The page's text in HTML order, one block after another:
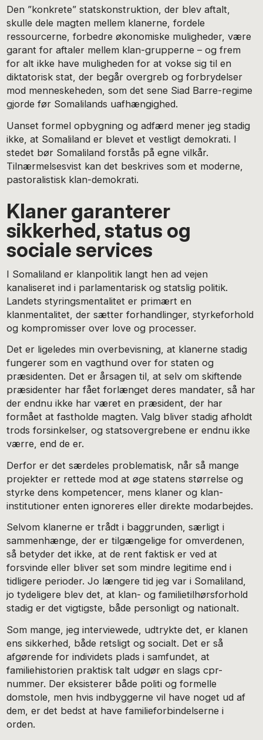
Den ”konkrete” statskonstruktion, der blev aftalt,
skulle dele magten mellem klanerne, fordele
ressourcerne, forbedre økonomiske muligheder, være
garant for aftaler mellem klan-grupperne – og frem
for alt ikke have muligheden for at vokse sig til en
diktatorisk stat, der begår overgreb og forbrydelser
mod menneskeheden, som det sene Siad Barre-regime
gjorde før Somalilands uafhængighed.
Uanset formel opbygning og adfærd mener jeg stadig
ikke, at Somaliland er blevet et vestligt demokrati. I
stedet bør Somaliland forstås på egne vilkår.
Tilnærmelsesvist kan det beskrives som et moderne,
pastoralistisk klan-demokrati.
Klaner garanterer
sikkerhed, status og
sociale services
I Somaliland er klanpolitik langt hen ad vejen
kanaliseret ind i parlamentarisk og statslig politik.
Landets styringsmentalitet er primært en
klanmentalitet, der sætter forhandlinger, styrkeforhold
og kompromisser over love og processer.
Det er ligeledes min overbevisning, at klanerne stadig
fungerer som en vagthund over for staten og
præsidenten. Det er årsagen til, at selv om skiftende
præsidenter har fået forlænget deres mandater, så har
der endnu ikke har været en præsident, der har
formået at fastholde magten. Valg bliver stadig afholdt
trods forsinkelser, og statsovergrebene er endnu ikke
værre, end de er.
Derfor er det særdeles problematisk, når så mange
projekter er rettede mod at øge statens størrelse og
styrke dens kompetencer, mens klaner og klan-
institutioner enten ignoreres eller direkte modarbejdes.
Selvom klanerne er trådt i baggrunden, særligt i
sammenhænge, der er tilgængelige for omverdenen,
så betyder det ikke, at de rent faktisk er ved at
forsvinde eller bliver set som mindre legitime end i
tidligere perioder. Jo længere tid jeg var i Somaliland,
jo tydeligere blev det, at klan- og familietilhørsforhold
stadig er det vigtigste, både personligt og nationalt.
Som mange, jeg interviewede, udtrykte det, er klanen
ens sikkerhed, både retsligt og socialt. Det er så
afgørende for individets plads i samfundet, at
familiehistorien praktisk talt udgør en slags cpr-
nummer. Der eksisterer både politi og formelle
domstole, men hvis indbyggerne vil have noget ud af
dem, er det bedst at have familieforbindelserne i
orden.